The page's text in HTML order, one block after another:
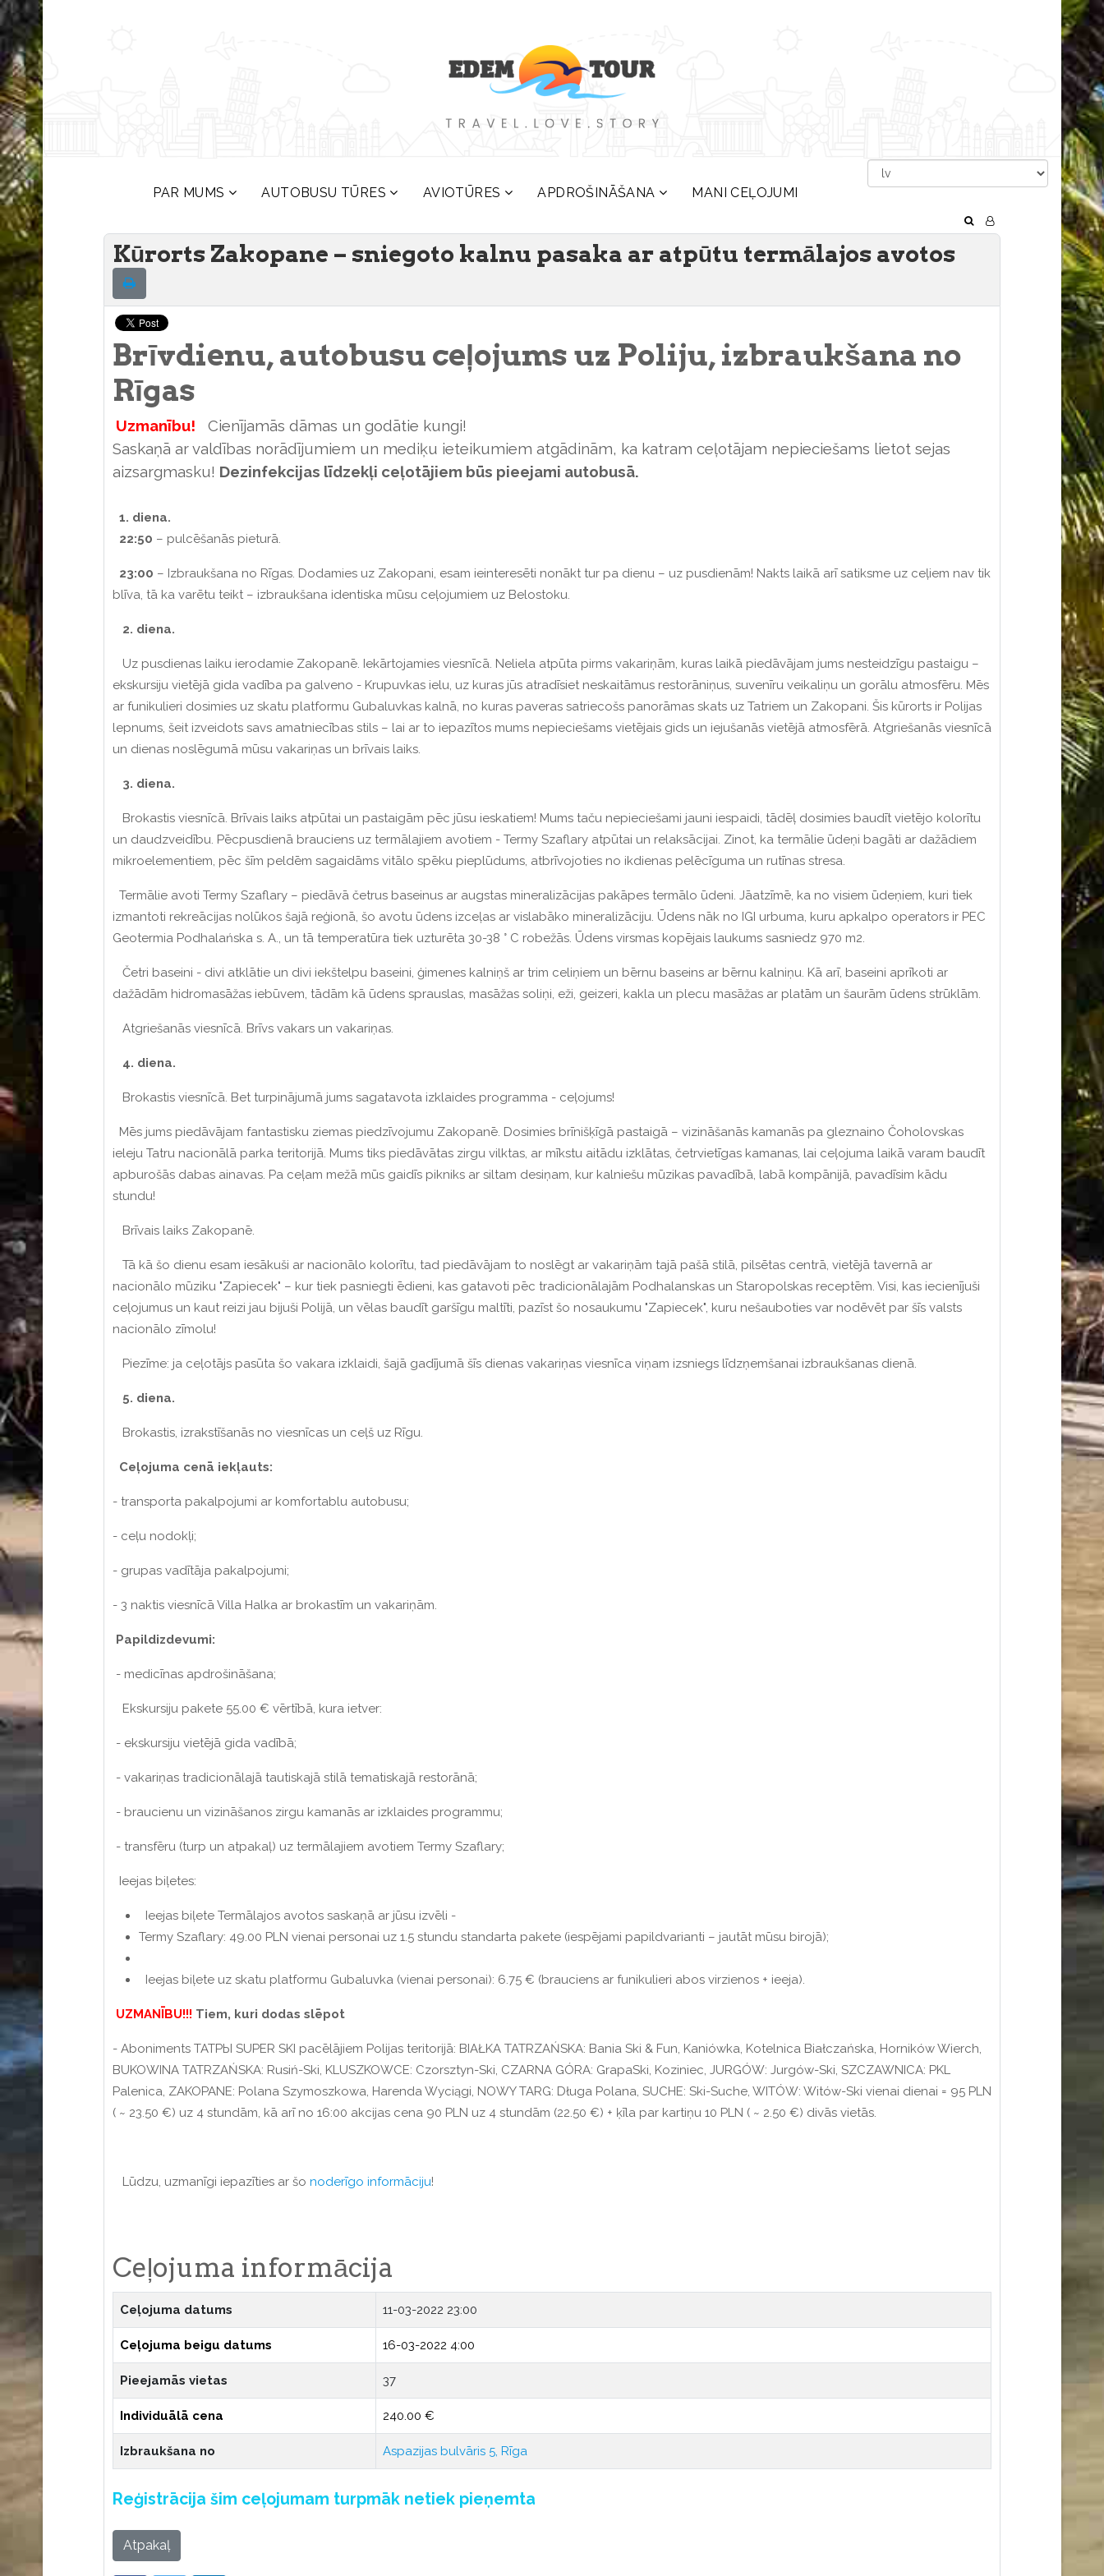
PAR MUMS AUTOBUSU TŪRES AVIOTŪRES APDROŠINĀŠANA MANI CEĻOJUMI
Kūrorts Zakopane – sniegoto kalnu pasaka ar atpūtu termālajos avotos
Brīvdienu, autobusu ceļojums uz Poliju, izbraukšana no
Rīgas
Uzmanību! Cienījamās dāmas un godātie kungi!
Saskaņā ar valdības norādījumiem un mediķu ieteikumiem atgādinām, ka katram ceļotājam nepieciešams lietot sejas
aizsargmasku! Dezinfekcijas līdzekļi ceļotājiem būs pieejami autobusā.
1. diena.
22:50 – pulcēšanās pieturā.
23:00 – Izbraukšana no Rīgas. Dodamies uz Zakopani, esam ieinteresēti nonākt tur pa dienu – uz pusdienām! Nakts laikā arī satiksme uz ceļiem nav tik
blīva, tā ka varētu teikt – izbraukšana identiska mūsu ceļojumiem uz Belostoku.
2. diena.
Uz pusdienas laiku ierodamie Zakopanē. Iekārtojamies viesnīcā. Neliela atpūta pirms vakariņām, kuras laikā piedāvājam jums nesteidzīgu pastaigu –
ekskursiju vietējā gida vadība pa galveno - Krupuvkas ielu, uz kuras jūs atradīsiet neskaitāmus restorāniņus, suvenīru veikaliņu un gorālu atmosfēru. Mēs
ar funikulieri dosimies uz skatu platformu Gubaluvkas kalnā, no kuras paveras satriecošs panorāmas skats uz Tatriem un Zakopani. Šis kūrorts ir Polijas
lepnums, šeit izveidots savs amatniecības stils – lai ar to iepazītos mums nepieciešams vietējais gids un iejušanās vietējā atmosfērā. Atgriešanās viesnīcā
un dienas noslēgumā mūsu vakariņas un brīvais laiks.
3. diena.
Brokastis viesnīcā. Brīvais laiks atpūtai un pastaigām pēc jūsu ieskatiem! Mums taču nepieciešami jauni iespaidi, tādēļ dosimies baudīt vietējo kolorītu
un daudzveidību. Pēcpusdienā brauciens uz termālajiem avotiem - Termy Szaflary atpūtai un relaksācijai. Zinot, ka termālie ūdeņi bagāti ar dažādiem
mikroelementiem, pēc šīm peldēm sagaidāms vitālo spēku pieplūdums, atbrīvojoties no ikdienas pelēcīguma un rutīnas stresa.
Termālie avoti Termy Szaflary – piedāvā četrus baseinus ar augstas mineralizācijas pakāpes termālo ūdeni. Jāatzīmē, ka no visiem ūdeņiem, kuri tiek
izmantoti rekreācijas nolūkos šajā reģionā, šo avotu ūdens izceļas ar vislabāko mineralizāciju. Ūdens nāk no IGI urbuma, kuru apkalpo operators ir PEC
Geotermia Podhalańska s. A., un tā temperatūra tiek uzturēta 30-38 ° C robežās. Ūdens virsmas kopējais laukums sasniedz 970 m2.
Četri baseini - divi atklātie un divi iekštelpu baseini, ģimenes kalniņš ar trim celiņiem un bērnu baseins ar bērnu kalniņu. Kā arī, baseini aprīkoti ar
dažādām hidromasāžas iebūvem, tādām kā ūdens sprauslas, masāžas soliņi, eži, geizeri, kakla un plecu masāžas ar platām un šaurām ūdens strūklām.
Atgriešanās viesnīcā. Brīvs vakars un vakariņas.
4. diena.
Brokastis viesnīcā. Bet turpinājumā jums sagatavota izklaides programma - ceļojums!
Mēs jums piedāvājam fantastisku ziemas piedzīvojumu Zakopanē. Dosimies brīnišķīgā pastaigā – vizināšanās kamanās pa gleznaino Čoholovskas
ieleju Tatru nacionālā parka teritorijā. Mums tiks piedāvātas zirgu vilktas, ar mīkstu aitādu izklātas, četrvietīgas kamanas, lai ceļojuma laikā varam baudīt
apburošās dabas ainavas. Pa ceļam mežā mūs gaidīs pikniks ar siltam desiņam, kur kalniešu mūzikas pavadībā, labā kompānijā, pavadīsim kādu
stundu!
Brīvais laiks Zakopanē.
Tā kā šo dienu esam iesākuši ar nacionālo kolorītu, tad piedāvājam to noslēgt ar vakariņām tajā pašā stilā, pilsētas centrā, vietējā tavernā ar
nacionālo mūziku "Zapiecek" – kur tiek pasniegti ēdieni, kas gatavoti pēc tradicionālajām Podhalanskas un Staropolskas receptēm. Visi, kas iecienījuši
ceļojumus un kaut reizi jau bijuši Polijā, un vēlas baudīt garšīgu maltīti, pazīst šo nosaukumu "Zapiecek", kuru nešauboties var nodēvēt par šīs valsts
nacionālo zīmolu!
Piezīme: ja ceļotājs pasūta šo vakara izklaidi, šajā gadījumā šīs dienas vakariņas viesnīca viņam izsniegs līdzņemšanai izbraukšanas dienā.
5. diena.
Brokastis, izrakstīšanās no viesnīcas un ceļš uz Rīgu.
Ceļojuma cenā iekļauts:
- transporta pakalpojumi ar komfortablu autobusu;
- ceļu nodokļi;
- grupas vadītāja pakalpojumi;
- 3 naktis viesnīcā Villa Halka ar brokastīm un vakariņām.
Papildizdevumi:
- medicīnas apdrošināšana;
Ekskursiju pakete 55.00 € vērtībā, kura ietver:
- ekskursiju vietējā gida vadībā;
- vakariņas tradicionālajā tautiskajā stilā tematiskajā restorānā;
- braucienu un vizināšanos zirgu kamanās ar izklaides programmu;
- transfēru (turp un atpakaļ) uz termālajiem avotiem Termy Szaflary;
Ieejas biļetes:
Ieejas biļete Termālajos avotos saskaņā ar jūsu izvēli -
Termy Szaflary: 49.00 PLN vienai personai uz 1.5 stundu standarta pakete (iespējami papildvarianti – jautāt mūsu birojā);
Ieejas biļete uz skatu platformu Gubaluvka (vienai personai): 6.75 € (brauciens ar funikulieri abos virzienos + ieeja).
UZMANĪBU!!! Tiem, kuri dodas slēpot
- Aboniments ТАТРЫ SUPER SKI pacēlājiem Polijas teritorijā: BIAŁKA TATRZAŃSKA: Bania Ski & Fun, Kaniówka, Kotelnica Białczańska, Horników Wierch,
BUKOWINA TATRZAŃSKA: Rusiń-Ski, KLUSZKOWCE: Czorsztyn-Ski, CZARNA GÓRA: GrapaSki, Koziniec, JURGÓW: Jurgów-Ski, SZCZAWNICA: PKL
Palenica, ZAKOPANE: Polana Szymoszkowa, Harenda Wyciągi, NOWY TARG: Długa Polana, SUCHE: Ski-Suche, WITÓW: Witów-Ski vienai dienai = 95 PLN
( ~ 23.50 €) uz 4 stundām, kā arī no 16:00 akcijas cena 90 PLN uz 4 stundām (22.50 €) + ķīla par kartiņu 10 PLN ( ~ 2.50 €) divās vietās.
Lūdzu, uzmanīgi iepazīties ar šo noderīgo informāciju!
Ceļojuma informācija
Ceļojuma datums 11-03-2022 23:00
Ceļojuma beigu datums 16-03-2022 4:00
Pieejamās vietas 37
Individuālā cena 240.00 €
Izbraukšana no Aspazijas bulvāris 5, Rīga
Reģistrācija šim ceļojumam turpmāk netiek pieņemta
Atpakaļ